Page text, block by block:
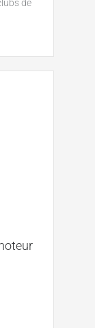
de